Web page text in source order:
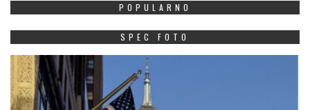
POPULARNO
SPEC FOTO